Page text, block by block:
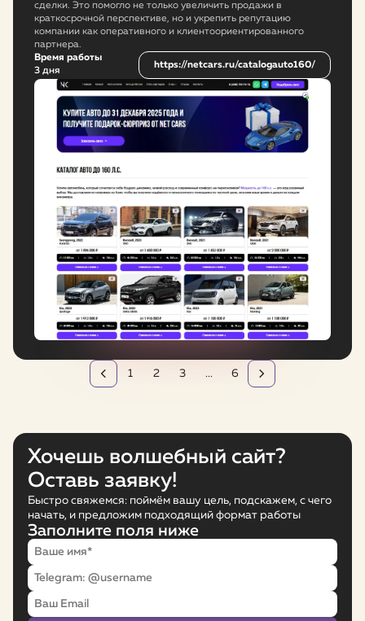
сделки. Это помогло не только увеличить продажи в
краткосрочной перспективе, но и укрепить репутацию
компании как оперативного и клиентоориентированного
партнера.
Время работы
3 дня
https://netcars.ru/catalogauto160/
1 2 3 ... 6
Хочешь волшебный сайт?
Оставь заявку!
Быстро свяжемся: поймём вашу цель, подскажем, с чего
начать, и предложим подходящий формат работы
Заполните поля ниже